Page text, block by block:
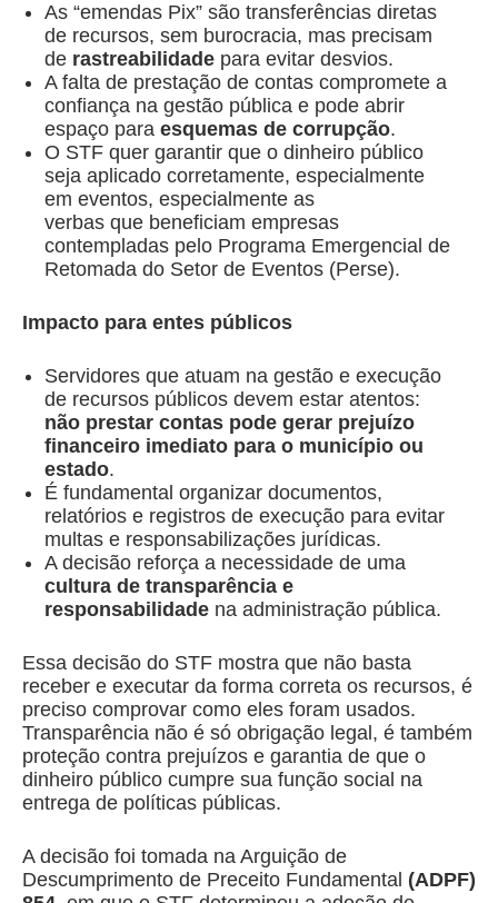
As “emendas Pix” são transferências diretas
de recursos, sem burocracia, mas precisam
de rastreabilidade para evitar desvios.
A falta de prestação de contas compromete a
confiança na gestão pública e pode abrir
espaço para esquemas de corrupção.
O STF quer garantir que o dinheiro público
seja aplicado corretamente, especialmente
em eventos, especialmente as
verbas que beneficiam empresas
contempladas pelo Programa Emergencial de
Retomada do Setor de Eventos (Perse).
Impacto para entes públicos
Servidores que atuam na gestão e execução
de recursos públicos devem estar atentos:
não prestar contas pode gerar prejuízo
financeiro imediato para o município ou
estado.
É fundamental organizar documentos,
relatórios e registros de execução para evitar
multas e responsabilizações jurídicas.
A decisão reforça a necessidade de uma
cultura de transparência e
responsabilidade na administração pública.
Essa decisão do STF mostra que não basta
receber e executar da forma correta os recursos, é
preciso comprovar como eles foram usados.
Transparência não é só obrigação legal, é também
proteção contra prejuízos e garantia de que o
dinheiro público cumpre sua função social na
entrega de políticas públicas.
A decisão foi tomada na Arguição de
Descumprimento de Preceito Fundamental (ADPF)